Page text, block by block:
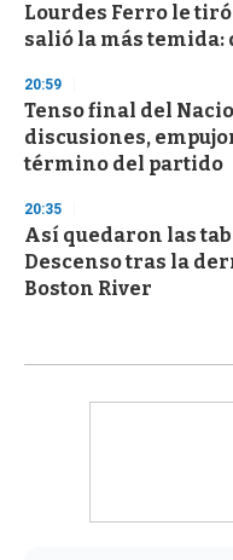
Lourdes Ferro le tiró
salió la más
20:59
Tenso final del
discusiones,
término del partido
20:35
Así quedaron las
Descenso tras la
Boston River